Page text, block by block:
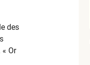
des
Or